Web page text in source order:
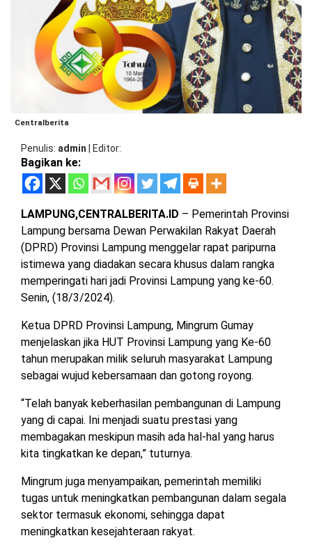
LAMPUNG
SELATAN
LAMPUNG
TENGAH
LAMPUNG
LAMPUNG
TIMUR
LAMPUNG
UTARA
MESUJI
PESISIR
TULANG
BAWANG
TULANG
BAWANG
BARAT
WAYKANAN
PESAWARAN
DPRD
TANGGAMUS
LAMSEL
DPRD
DPRD
LAMBAR
DPRD
LAMTIM
DPRD
LAMPUNG
UTARA
MESUJI
DPRD
PESISIR
DPRD
TULANG
BAWANG
Centralberita
Penulis admin Editor
Bagikan ke:
LAMPUNG,CENTRALBERITA.ID – Pemerintah Provinsi
Lampung bersama Dewan Perwakilan Rakyat Daerah
(DPRD) Provinsi Lampung menggelar rapat paripurna
istimewa yang diadakan secara khusus dalam rangka
memperingati hari jadi Provinsi Lampung yang ke-60.
Senin, (18/3/2024).
Ketua DPRD Provinsi Lampung, Mingrum Gumay
menjelaskan jika HUT Provinsi Lampung yang Ke-60
tahun merupakan milik seluruh masyarakat Lampung
sebagai wujud kebersamaan dan gotong royong.
“Telah banyak keberhasilan pembangunan di Lampung
yang di capai. Ini menjadi suatu prestasi yang
membagakan meskipun masih ada hal-hal yang harus
kita tingkatkan ke depan,” tuturnya.
Mingrum juga menyampaikan, pemerintah memiliki
tugas untuk meningkatkan pembangunan dalam segala
sektor termasuk ekonomi, sehingga dapat
meningkatkan kesejahteraan rakyat.